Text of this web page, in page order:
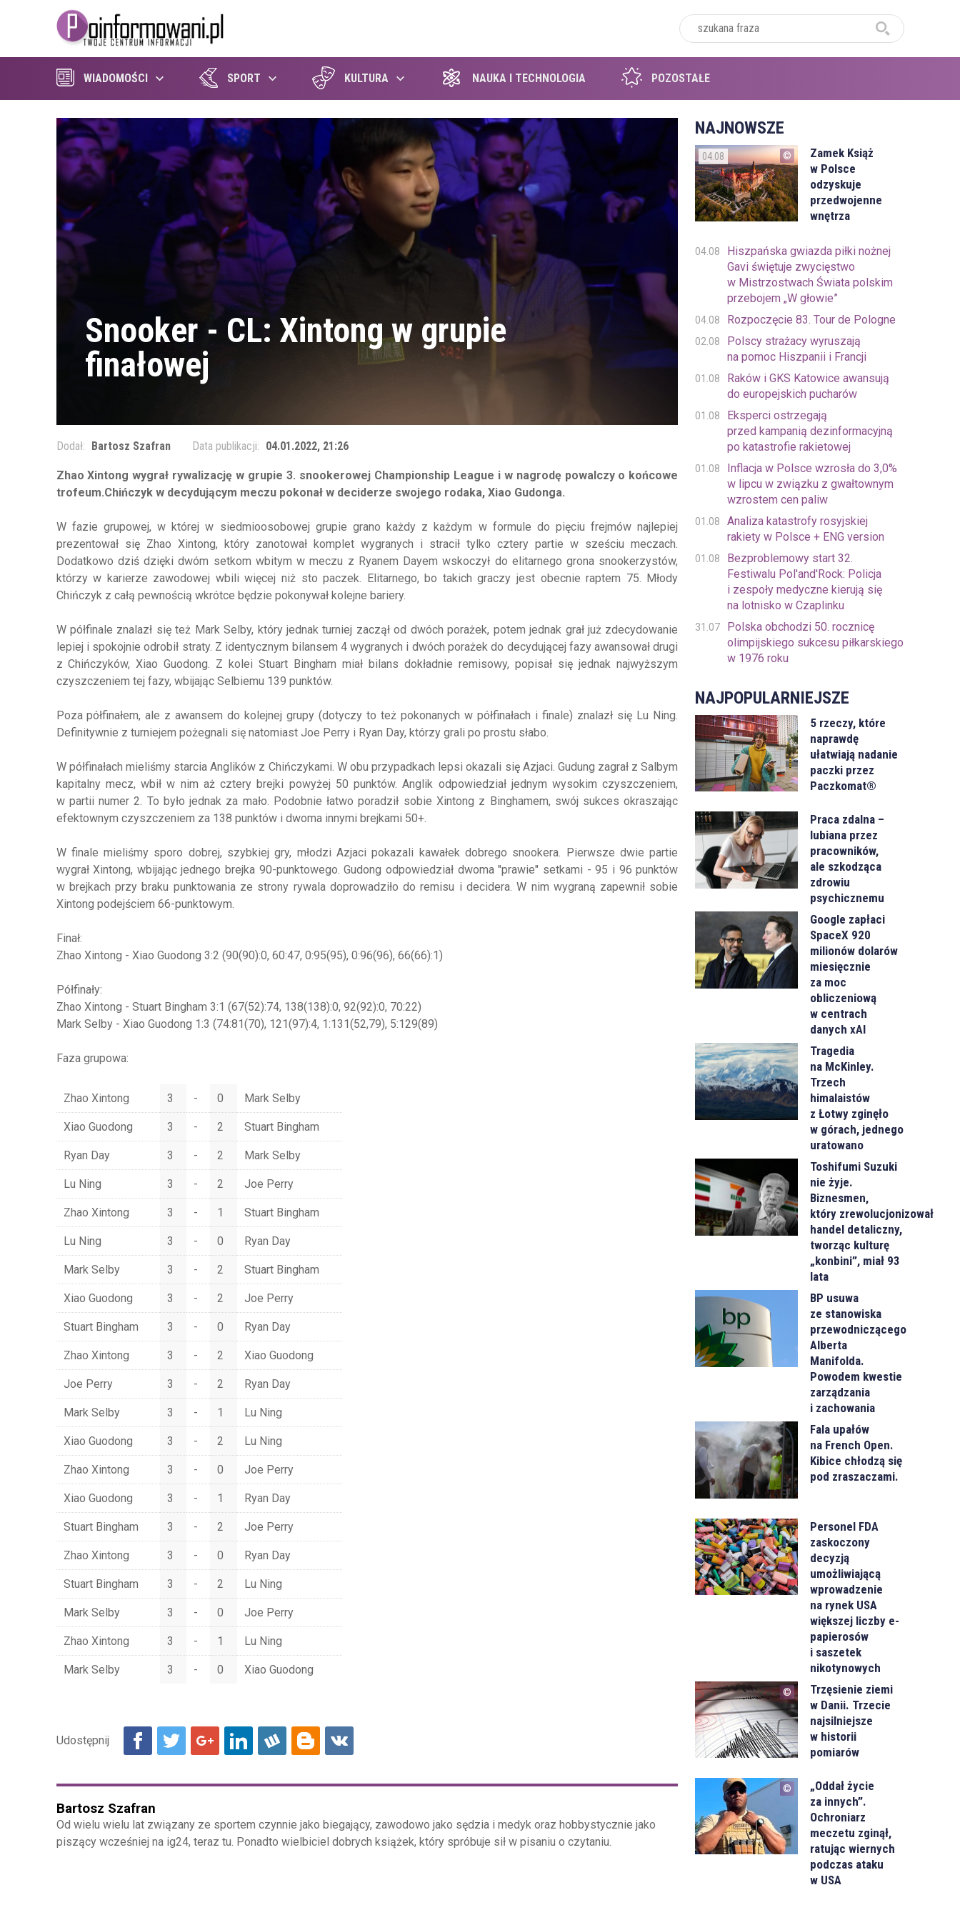
WIADOMOŚCI SPORT KULTURA NAUKA I TECHNOLOGIA POZOSTAŁE
Snooker - CL: Xintong w grupie
finałowej
Dodał: Bartosz Szafran Data publikacji: 04.01.2022, 21:26
Zhao Xintong wygrał rywalizację w grupie 3. snookerowej Championship League i w nagrodę powalczy o końcowe
trofeum.Chińczyk w decydującym meczu pokonał w deciderze swojego rodaka, Xiao Gudonga.
W fazie grupowej, w której w siedmioosobowej grupie grano każdy z każdym w formule do pięciu frejmów najlepiej
prezentował się Zhao Xintong, który zanotował komplet wygranych i stracił tylko cztery partie w sześciu meczach.
Dodatkowo dziś dzięki dwóm setkom wbitym w meczu z Ryanem Dayem wskoczył do elitarnego grona snookerzystów,
którzy w karierze zawodowej wbili więcej niż sto paczek. Elitarnego, bo takich graczy jest obecnie raptem 75. Młody
Chińczyk z całą pewnością wkrótce będzie pokonywał kolejne bariery.
W półfinale znalazł się też Mark Selby, który jednak turniej zaczął od dwóch porażek, potem jednak grał już zdecydowanie
lepiej i spokojnie odrobił straty. Z identycznym bilansem 4 wygranych i dwóch porażek do decydującej fazy awansował drugi
z Chińczyków, Xiao Guodong. Z kolei Stuart Bingham miał bilans dokładnie remisowy, popisał się jednak najwyższym
czyszczeniem tej fazy, wbijając Selbiemu 139 punktów.
Poza półfinałem, ale z awansem do kolejnej grupy (dotyczy to też pokonanych w półfinałach i finale) znalazł się Lu Ning.
Definitywnie z turniejem pożegnali się natomiast Joe Perry i Ryan Day, którzy grali po prostu słabo.
W półfinałach mieliśmy starcia Anglików z Chińczykami. W obu przypadkach lepsi okazali się Azjaci. Gudung zagrał z Salbym
kapitalny mecz, wbił w nim aż cztery brejki powyżej 50 punktów. Anglik odpowiedział jednym wysokim czyszczeniem,
w partii numer 2. To było jednak za mało. Podobnie łatwo poradził sobie Xintong z Binghamem, swój sukces okraszając
efektownym czyszczeniem za 138 punktów i dwoma innymi brejkami 50+.
W finale mieliśmy sporo dobrej, szybkiej gry, młodzi Azjaci pokazali kawałek dobrego snookera. Pierwsze dwie partie
wygrał Xintong, wbijając jednego brejka 90-punktowego. Gudong odpowiedział dwoma "prawie" setkami - 95 i 96 punktów
w brejkach przy braku punktowania ze strony rywala doprowadziło do remisu i decidera. W nim wygraną zapewnił sobie
Xintong podejściem 66-punktowym.
Finał:
Zhao Xintong - Xiao Guodong 3:2 (90(90):0, 60:47, 0:95(95), 0:96(96), 66(66):1)
Półfinały:
Zhao Xintong - Stuart Bingham 3:1 (67(52):74, 138(138):0, 92(92):0, 70:22)
Mark Selby - Xiao Guodong 1:3 (74:81(70), 121(97):4, 1:131(52,79), 5:129(89)
Faza grupowa:
Zhao Xintong 3 - 0 Mark Selby
Xiao Guodong 3 - 2 Stuart Bingham
Ryan Day 3 - 2 Mark Selby
Lu Ning 3 - 2 Joe Perry
Zhao Xintong 3 - 1 Stuart Bingham
Lu Ning 3 - 0 Ryan Day
Mark Selby 3 - 2 Stuart Bingham
Xiao Guodong 3 - 2 Joe Perry
Stuart Bingham 3 - 0 Ryan Day
Zhao Xintong 3 - 2 Xiao Guodong
Joe Perry 3 - 2 Ryan Day
Mark Selby 3 - 1 Lu Ning
Xiao Guodong 3 - 2 Lu Ning
Zhao Xintong 3 - 0 Joe Perry
Xiao Guodong 3 - 1 Ryan Day
Stuart Bingham 3 - 2 Joe Perry
Zhao Xintong 3 - 0 Ryan Day
Stuart Bingham 3 - 2 Lu Ning
Mark Selby 3 - 0 Joe Perry
Zhao Xintong 3 - 1 Lu Ning
Mark Selby 3 - 0 Xiao Guodong
Bartosz Szafran
Od wielu wielu lat związany ze sportem czynnie jako biegający, zawodowo jako sędzia i medyk oraz hobbystycznie jako
piszący wcześniej na ig24, teraz tu. Ponadto wielbiciel dobrych książek, który spróbuje sił w pisaniu o czytaniu.
NAJNOWSZE
04.08
Zamek Książ
w Polsce
odzyskuje
przedwojenne
wnętrza
04.08
Hiszpańska gwiazda piłki nożnej
Gavi świętuje zwycięstwo
w Mistrzostwach Świata polskim
przebojem „W głowie”
04.08 Rozpoczęcie 83. Tour de Pologne
02.08
Polscy strażacy wyruszają
na pomoc Hiszpanii i Francji
01.08
Raków i GKS Katowice awansują
do europejskich pucharów
01.08
Eksperci ostrzegają
przed kampanią dezinformacyjną
po katastrofie rakietowej
01.08
Inflacja w Polsce wzrosła do 3,0%
w lipcu w związku z gwałtownym
wzrostem cen paliw
01.08
Analiza katastrofy rosyjskiej
rakiety w Polsce + ENG version
01.08
Bezproblemowy start 32.
Festiwalu Pol'and'Rock: Policja
i zespoły medyczne kierują się
na lotnisko w Czaplinku
31.07
Polska obchodzi 50. rocznicę
olimpijskiego sukcesu piłkarskiego
w 1976 roku
NAJPOPULARNIEJSZE
5 rzeczy, które
naprawdę
ułatwiają nadanie
paczki przez
Paczkomat®
Praca zdalna –
lubiana przez
pracowników,
ale szkodząca
zdrowiu
psychicznemu
Google zapłaci
SpaceX 920
milionów dolarów
miesięcznie
za moc
obliczeniową
w centrach
danych xAI
Tragedia
na McKinley.
Trzech
himalaistów
z Łotwy zginęło
w górach, jednego
uratowano
Toshifumi Suzuki
nie żyje.
Biznesmen,
który zrewolucjonizował
handel detaliczny,
tworząc kulturę
„konbini”, miał 93
lata
BP usuwa
ze stanowiska
przewodniczącego
Alberta
Manifolda.
Powodem kwestie
zarządzania
i zachowania
Fala upałów
na French Open.
Kibice chłodzą się
pod zraszaczami.
Personel FDA
zaskoczony
decyzją
umożliwiającą
wprowadzenie
na rynek USA
większej liczby e-
papierosów
i saszetek
nikotynowych
Trzęsienie ziemi
w Danii. Trzecie
najsilniejsze
w historii
pomiarów
„Oddał życie
za innych”.
Ochroniarz
meczetu zginął,
ratując wiernych
podczas ataku
w USA